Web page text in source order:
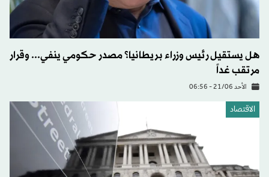
هل يستقيل رئيس وزراء بريطانيا؟ مصدر حكومي ينفي... وقرار
مرتقب غداً
الأحد 21/06 - 06:56
الاقتصاد